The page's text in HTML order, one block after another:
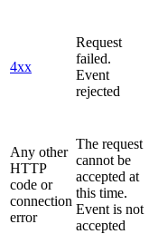
4xx
Request
failed.
Event
rejected
Any other
HTTP
code or
connection
error
The request
cannot be
accepted at
this time.
Event is not
accepted